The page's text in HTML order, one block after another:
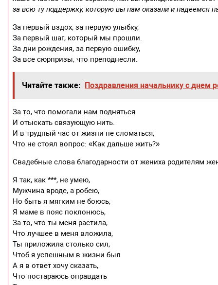
за всю ту поддержку, которую вы нам оказали и надеемся
За первый вздох, за первую улыбку,
За первый шаг, который мы прошли.
За дни рождения, за первую ошибку,
За все сюрпризы, что преподнесли.
Читайте также: Поздравления начальнику с днем
За то, что помогали нам подняться
И отыскать связующую нить.
И в трудный час от жизни не сломаться,
Что не стоял вопрос: «Как дальше жить?»
Свадебные слова благодарности от жениха родителям
Я так, как ***, не умею,
Мужчина вроде, а робею,
Но быть я мягким не боюсь,
Я маме в пояс поклонюсь,
За то, что ты меня растила,
Что лучшее в меня вложила,
Ты приложила столько сил,
Чтоб я успешным в жизни был
А я в ответ хочу сказать,
Что постараюсь оправдать